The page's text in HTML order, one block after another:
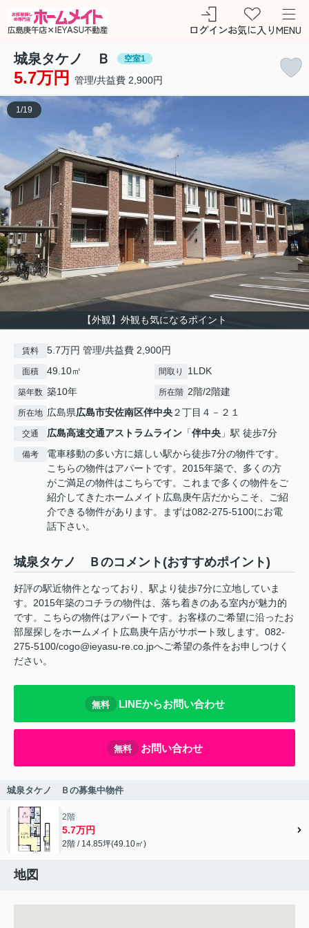
ログインお気に入りMENU
城泉タケノ Ｂ 空室1
5.7万円 管理/共益費 2,900円
【外観】外観も気になるポイント
1 /19
賃料 5.7万円 管理/共益費 2,900円
面積 49.10㎡ 間取り 1LDK
築年数 築10年 所在階 2階/2階建
所在地 広島県広島市安佐南区伴中央２丁目４－２１
交通 広島高速交通アストラムライン 「伴中央 」駅 徒歩7分
備考
電車移動の多い方に嬉しい駅から徒歩7分の物件です。
こちらの物件はアパートです。2015年築で、多くの方
がご満足の物件はこちらです。これまで多くの物件をご
紹介してきたホームメイト広島庚午店だからこそ、ご紹
介できる物件があります。まずは082-275-5100にお電
話下さい。
城泉タケノ Ｂのコメント(おすすめポイント)
好評の駅近物件となっており、駅より徒歩7分に立地していま
す。2015年築のコチラの物件は、落ち着きのある室内が魅力的
です。こちらの物件はアパートです。お客様のご希望に沿ったお
部屋探しをホームメイト広島庚午店がサポート致します。082-
275-5100/cogo@ieyasu-re.co.jpへご希望の条件をお申しつけく
ださい。
無料 LINEからお問い合わせ
無料 お問い合わせ
城泉タケノ Ｂの募集中物件
2階
5.7万円
2階 / 14.85坪(49.10㎡)
地図